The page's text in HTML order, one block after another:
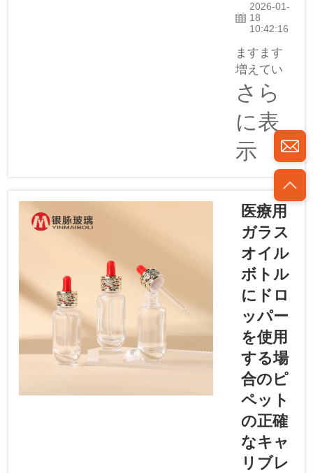
は、ある
時期には
るもの
の、その
後…
2026-01-
18
10:42:16
ますます
増えてい
る電着仕
上げのド
ロッパー
付き新し
いガラス
オイルボ
なぜ市場
価値を引
き寄せて
いるので
しょう
か？
Yinmai（イ
ンマイ）
――革新
的なアド
ベンチャ
ーガジェ
ット分野
で業界を
リードす
る高品質
さら
に表
示
医療用
ガラス
オイル
ボトル
にドロ
ッパー
を使用
する場
合のピ
ペット
の正確
なキャ
リブレ